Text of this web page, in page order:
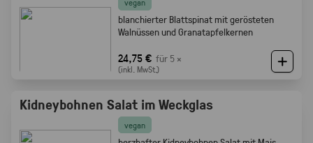
blanchierter Blattspinat mit gerösteten
Walnüssen und Granatapfelkernen
24,75 € für 5 ×
(inkl. MwSt.)
Kidneybohnen Salat im Weckglas
vegan